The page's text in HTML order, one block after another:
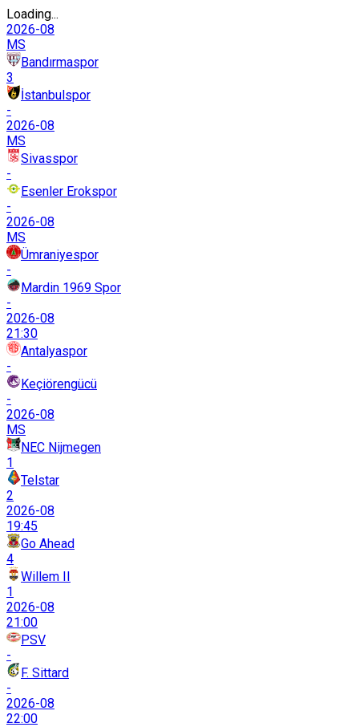
Loading...
2026-08
MS
Bandırmaspor
3
İstanbulspor
-
2026-08
MS
Sivasspor
-
Esenler Erokspor
-
2026-08
MS
Ümraniyespor
-
Mardin 1969 Spor
-
2026-08
21:30
Antalyaspor
-
Keçiörengücü
-
2026-08
MS
NEC Nijmegen
1
Telstar
2
2026-08
19:45
Go Ahead
4
Willem II
1
2026-08
21:00
PSV
-
F. Sittard
-
2026-08
22:00